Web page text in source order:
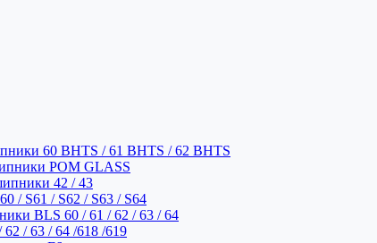
60 BHTS / 61 BHTS / 62 BHTS
POM GLASS
42 / 43
/ S61 / S62 / S63 / S64
BLS 60 / 61 / 62 / 63 / 64
/ 63 / 64 /618 /619